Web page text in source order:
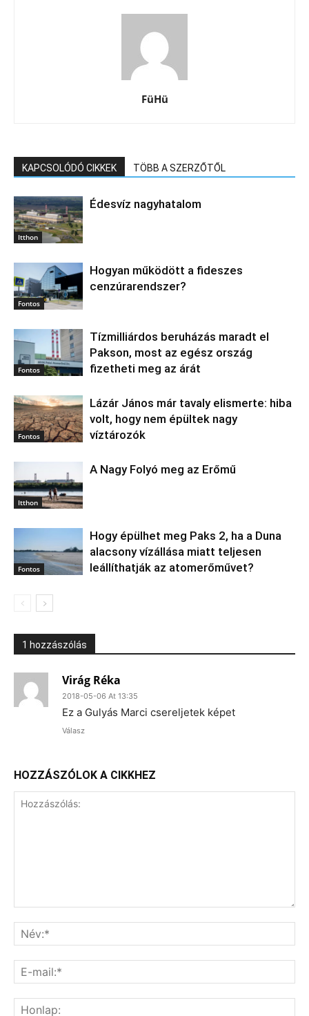
FüHü
KAPCSOLÓDÓ CIKKEK TÖBB A SZERZŐTŐL
Itthon
Édesvíz nagyhatalom
Fontos
Hogyan működött a fideszes
cenzúrarendszer?
Fontos
Tízmilliárdos beruházás maradt el
Pakson, most az egész ország
fizetheti meg az árát
Fontos
Lázár János már tavaly elismerte: hiba
volt, hogy nem épültek nagy
víztározók
Itthon
A Nagy Folyó meg az Erőmű
Fontos
Hogy épülhet meg Paks 2, ha a Duna
alacsony vízállása miatt teljesen
leállíthatják az atomerőművet?
1 hozzászólás
Virág Réka
2018-05-06 At 13:35
Ez a Gulyás Marci csereljetek képet
Válasz
HOZZÁSZÓLOK A CIKKHEZ